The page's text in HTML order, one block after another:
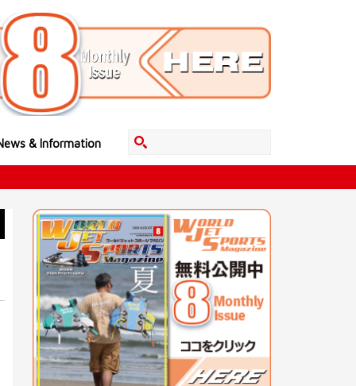
& Information